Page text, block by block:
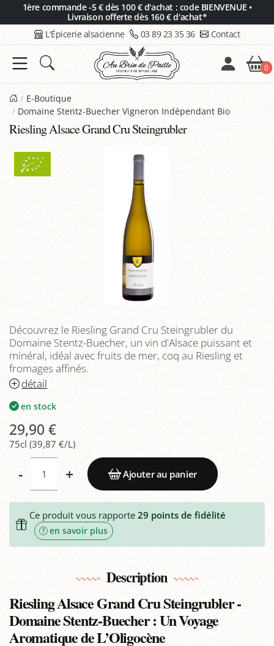
1ère commande -5 € dès 100 € d'achat : code BIENVENUE •
Livraison offerte dès 160 € d'achat*
L'Épicerie alsacienne 03 89 23 35 36 Contact
0
E-Boutique
Domaine Stentz-Buecher Vigneron Indépendant Bio
Riesling Alsace Grand Cru Steingrubler
Découvrez le Riesling Grand Cru Steingrubler du
Domaine Stentz-Buecher, un vin d'Alsace puissant et
minéral, idéal avec fruits de mer, coq au Riesling et
fromages affinés.
détail
en stock
29,90 €
75cl (39,87 €/L)
- + Ajouter au panier
Ce produit vous rapporte29 points de fidélité
en savoir plus
Description
Riesling Alsace Grand Cru Steingrubler -
Domaine Stentz-Buecher : Un Voyage
Aromatique de L’Oligocène
Panneau de gestion des cookies